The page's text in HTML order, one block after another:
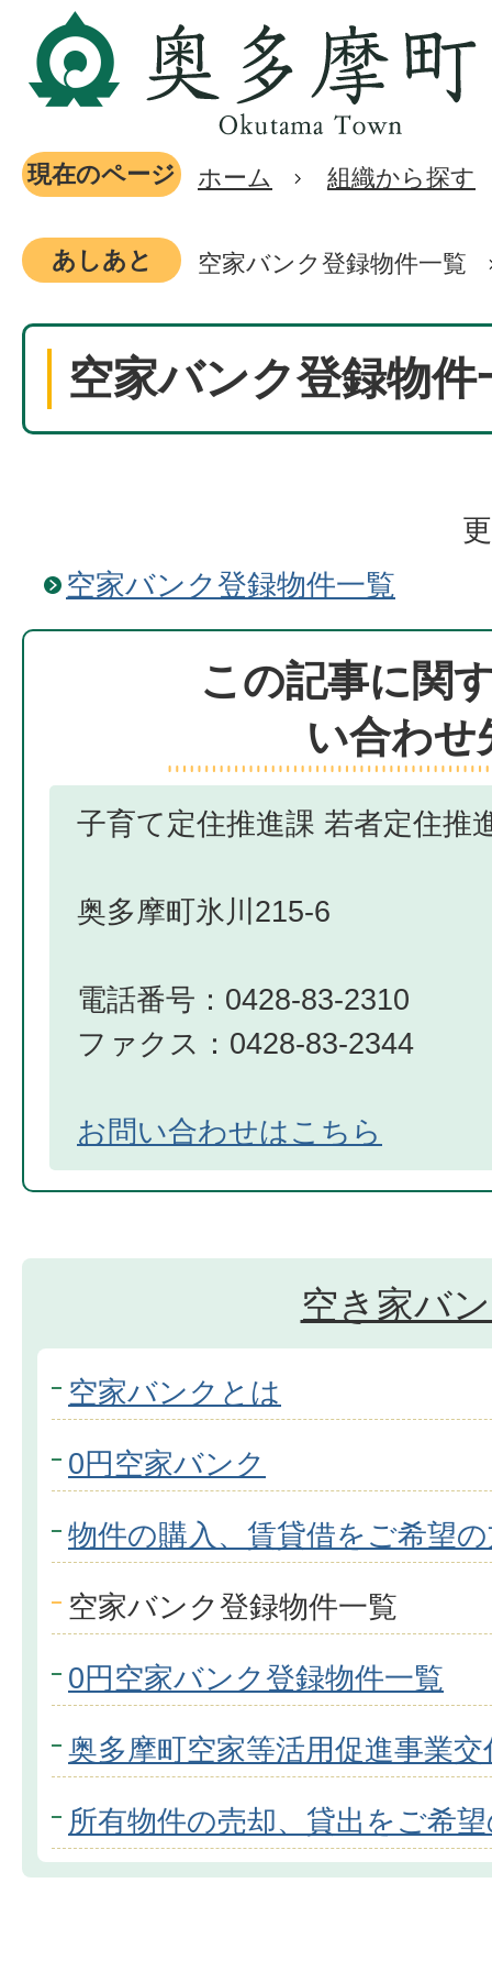
現在のページ ホーム 組織から探す
あしあと 空家バンク登録物件一覧
空家バンク登録物件
空家バンク登録物件一覧
この記事に関
い合わせ
子育て定住推進課 若者定住推
奥多摩町氷川215-6
電話番号：0428-83-2310
ファクス：0428-83-2344
お問い合わせはこちら
空き家バ
空家バンクとは
0円空家バンク
物件の購入、賃貸借をご希望
空家バンク登録物件一覧
0円空家バンク登録物件一覧
奥多摩町空家等活用促進事業交
所有物件の売却、貸出をご希